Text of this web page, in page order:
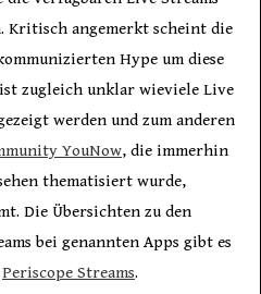
Kritisch angemerkt scheint die
Hype um diese
zugleich unklar wieviele Live
werden und zum anderen
YouNow, die immerhin
thematisiert wurde,
Die Übersichten zu den
bei genannten Apps gibt es
Periscope Streams.